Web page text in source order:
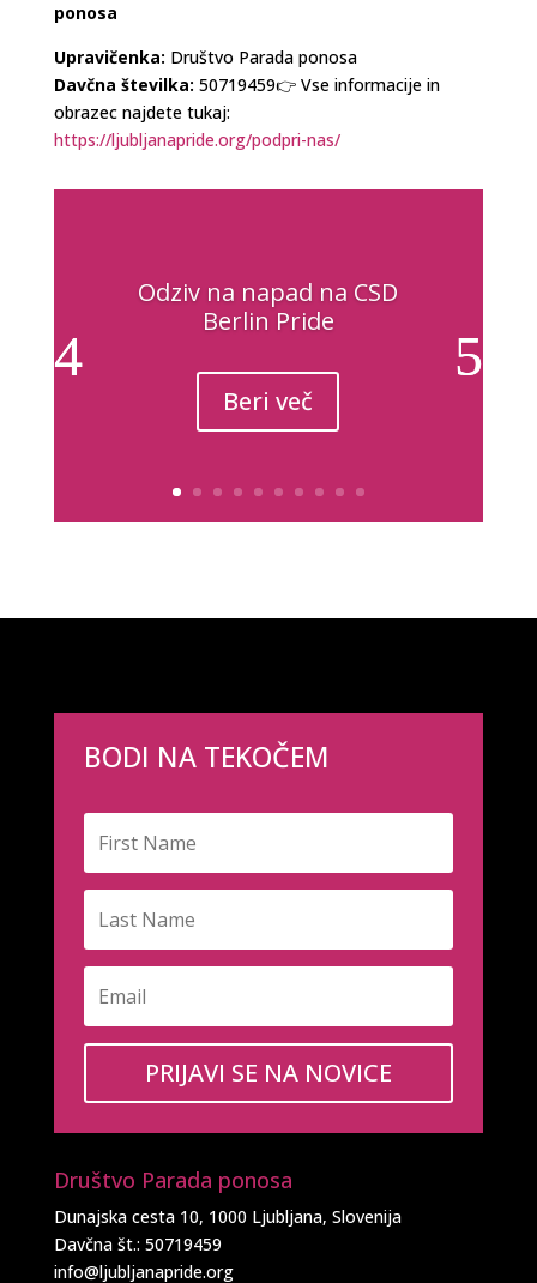
ponosa
Upravičenka: Društvo Parada ponosa
Davčna številka: 50719459👉 Vse informacije in
obrazec najdete tukaj:
https://ljubljanapride.org/podpri-nas/
Odziv na napad na CSD
Berlin Pride
Beri več
BODI NA TEKOČEM
PRIJAVI SE NA NOVICE
Društvo Parada ponosa
Dunajska cesta 10, 1000 Ljubljana, Slovenija
Davčna št.: 50719459
info@ljubljanapride.org